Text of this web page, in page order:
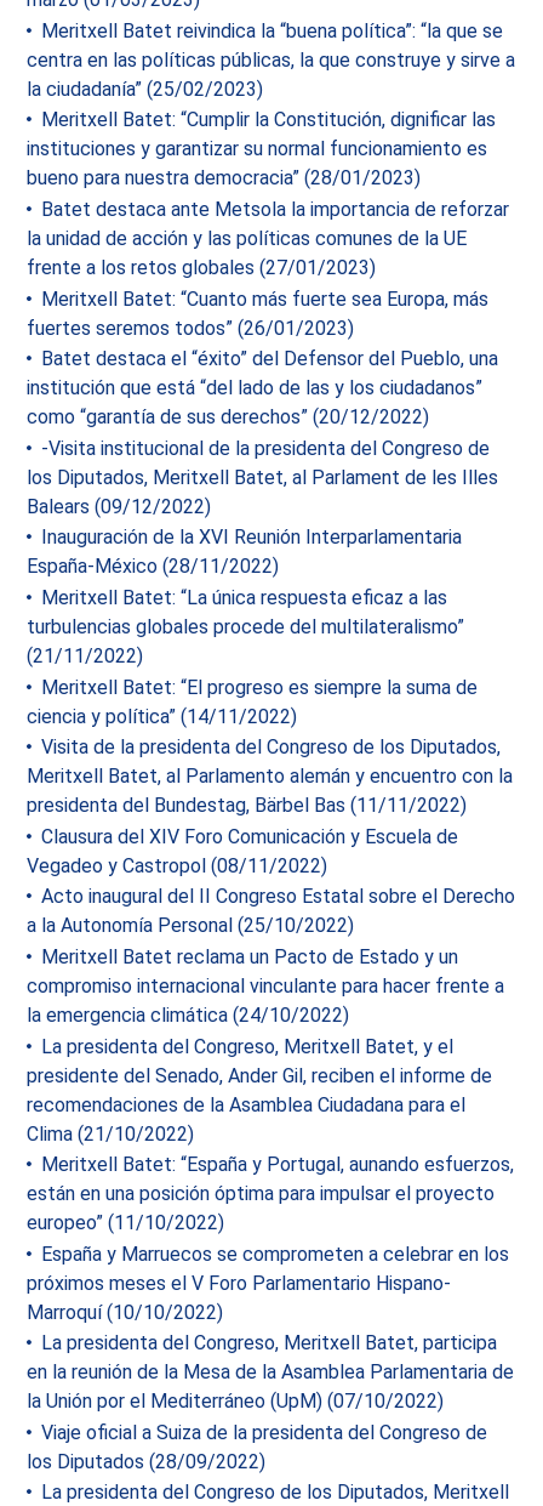
Meritxell Batet reivindica la “buena política”: “la que se
centra en las políticas públicas, la que construye y sirve a
la ciudadanía” (25/02/2023)
Meritxell Batet: “Cumplir la Constitución, dignificar las
instituciones y garantizar su normal funcionamiento es
bueno para nuestra democracia” (28/01/2023)
Batet destaca ante Metsola la importancia de reforzar
la unidad de acción y las políticas comunes de la UE
frente a los retos globales (27/01/2023)
Meritxell Batet: “Cuanto más fuerte sea Europa, más
fuertes seremos todos” (26/01/2023)
Batet destaca el “éxito” del Defensor del Pueblo, una
institución que está “del lado de las y los ciudadanos”
como “garantía de sus derechos” (20/12/2022)
-Visita institucional de la presidenta del Congreso de
los Diputados, Meritxell Batet, al Parlament de les Illes
Balears (09/12/2022)
Inauguración de la XVI Reunión Interparlamentaria
España-México (28/11/2022)
Meritxell Batet: “La única respuesta eficaz a las
turbulencias globales procede del multilateralismo”
(21/11/2022)
Meritxell Batet: “El progreso es siempre la suma de
ciencia y política” (14/11/2022)
Visita de la presidenta del Congreso de los Diputados,
Meritxell Batet, al Parlamento alemán y encuentro con la
presidenta del Bundestag, Bärbel Bas (11/11/2022)
Clausura del XIV Foro Comunicación y Escuela de
Vegadeo y Castropol (08/11/2022)
Acto inaugural del II Congreso Estatal sobre el Derecho
a la Autonomía Personal (25/10/2022)
Meritxell Batet reclama un Pacto de Estado y un
compromiso internacional vinculante para hacer frente a
la emergencia climática (24/10/2022)
La presidenta del Congreso, Meritxell Batet, y el
presidente del Senado, Ander Gil, reciben el informe de
recomendaciones de la Asamblea Ciudadana para el
Clima (21/10/2022)
Meritxell Batet: “España y Portugal, aunando esfuerzos,
están en una posición óptima para impulsar el proyecto
europeo” (11/10/2022)
España y Marruecos se comprometen a celebrar en los
próximos meses el V Foro Parlamentario Hispano-
Marroquí (10/10/2022)
La presidenta del Congreso, Meritxell Batet, participa
en la reunión de la Mesa de la Asamblea Parlamentaria de
la Unión por el Mediterráneo (UpM) (07/10/2022)
Viaje oficial a Suiza de la presidenta del Congreso de
los Diputados (28/09/2022)
La presidenta del Congreso de los Diputados, Meritxell